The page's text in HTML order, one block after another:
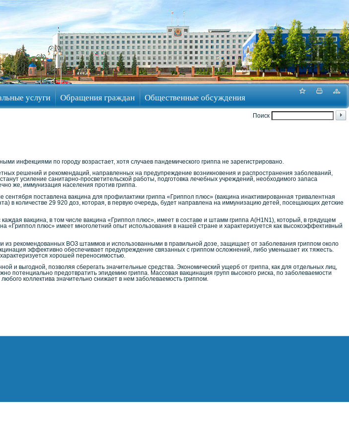
услуги Обращения граждан Общественные обсуждения
Поиск
инфекциями по городу возрастает, хотя случаев пандемического гриппа не зарегистрировано.
решений и рекомендаций, направленных на предупреждение возникновения и распространения заболеваний,
усиление санитарно-просветительской работы, подготовка лечебных учреждений, необходимого запаса
же, иммунизация населения против гриппа.
поставлена вакцина для профилактики гриппа «Гриппол плюс» (вакцина инактивированная тривалентная
в количестве 29 920 доз, которая, в первую очередь, будет направлена на иммунизацию детей, посещающих детские
вакцина, в том числе вакцина «Гриппол плюс», имеет в составе и штамм гриппа А(H1N1), который, в грядущем
«Гриппол плюс» имеет многолетний опыт использования в нашей стране и характеризуется как высокоэффективный
из рекомендованных ВОЗ штаммов и использованными в правильной дозе, защищает от заболевания гриппом около
эффективно обеспечивает предупреждение связанных с гриппом осложнений, либо уменьшает их тяжесть.
хорошей переносимостью.
и выгодной, позволяя сберегать значительные средства. Экономический ущерб от гриппа, как для отдельных лиц,
потенциально предотвратить эпидемию гриппа. Массовая вакцинация групп высокого риска, по заболеваемости
коллектива значительно снижает в нем заболеваемость гриппом.